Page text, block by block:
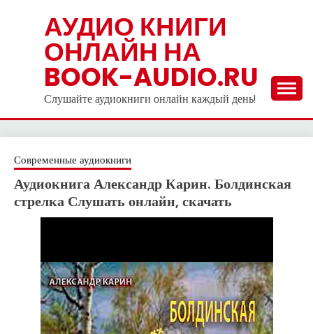
АУДИО КНИГИ
ОНЛАЙН НА
BOOK-AUDIO.RU
Слушайте аудиокниги онлайн каждый день!
Современные аудиокниги
Аудиокнига Александр Карин. Болдинская
стрелка Слушать онлайн, скачать